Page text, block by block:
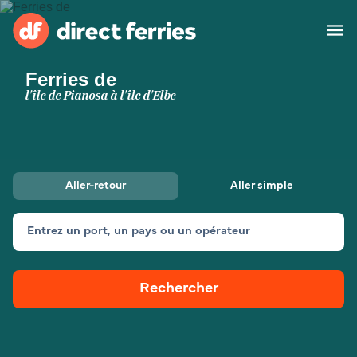
Compagnies de ferry
Billet de bateau
Traversées et ports
Canada (FR)
Mon Compte
Ferries de
l'île de Pianosa à l'île d'Elbe
Aller-retour Aller simple
Entrez un port, un pays ou un opérateur
Rechercher